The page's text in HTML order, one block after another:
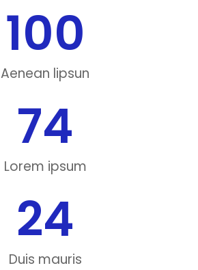
100
Aenean lipsun
74
Lorem ipsum
24
Duis mauris